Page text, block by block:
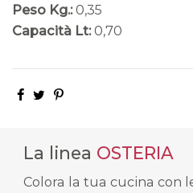
Peso Kg.: 0,35
Capacità Lt: 0,70
La linea OSTERIA
Colora la tua cucina con